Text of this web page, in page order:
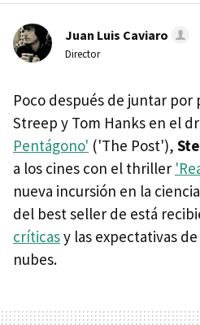
Juan Luis Caviaro
Director
Poco después de juntar por
Streep y Tom Hanks en el
Pentágono' ('The Post'),
a los cines con el thriller
nueva incursión en la
del best seller de está
críticasy las expectativas
nubes.